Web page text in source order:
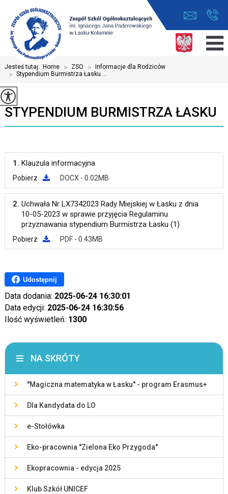
Jesteś tutaj: Home > ZSO > Informacje dla Rodziców
> Stypendium Burmistrza Łasku ...
STYPENDIUM BURMISTRZA ŁASKU
1. Klauzula informacyjna
Pobierz DOCX - 0.02MB
2. Uchwała Nr LX7342023 Rady Miejskiej w Łasku z dnia
10-05-2023 w sprawie przyjęcia Regulaminu
przyznawania stypendium Burmistrza Łasku (1)
Pobierz PDF - 0.43MB
Udostępnij
Data dodania: 2025-06-24 16:30:01
Data edycji: 2025-06-24 16:30:56
Ilość wyświetleń: 1300
NA SKRÓTY
''Magiczna matematyka w Łasku'' - program Erasmus+
Dla Kandydata do LO
e-Stołówka
Eko-pracownia ''Zielona Eko Przygoda''
Ekopracownia - edycja 2025
Klub Szkół UNICEF